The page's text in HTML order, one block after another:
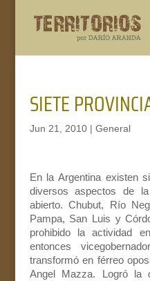
SIETE
Jun 21, 2010| General
En la Argentina existen
diversos aspectos de
abierto. Chubut, Río
Pampa, San Luis y
prohibido la actividad
entonces
transformó en férreo
Angel Mazza. Logró la